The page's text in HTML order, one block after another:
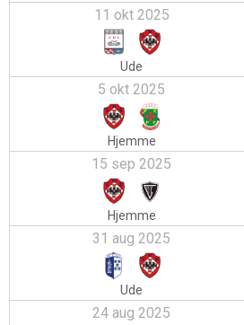
11 okt 2025
Ude
5 okt 2025
Hjemme
15 sep 2025
Hjemme
31 aug 2025
Ude
24 aug 2025